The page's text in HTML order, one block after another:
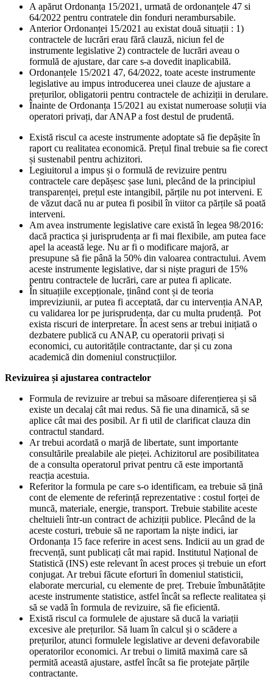
A apărut Ordonanța 15/2021, urmată de ordonanțele 47 si
64/2022 pentru contratele din fonduri nerambursabile.
Anterior Ordonanței 15/2021 au existat două situații : 1)
contractele de lucrări erau fără clauză, niciun fel de
instrumente legislative 2) contractele de lucrări aveau o
formulă de ajustare, dar care s-a dovedit inaplicabilă.
Ordonanțele 15/2021 47, 64/2022, toate aceste instrumente
legislative au impus introducerea unei clauze de ajustare a
prețurilor, obligatorii pentru contractele de achiziții in derulare.
Înainte de Ordonanța 15/2021 au existat numeroase soluții via
operatori privați, dar ANAP a fost destul de prudentă.
Există riscul ca aceste instrumente adoptate să fie depășite în
raport cu realitatea economică. Prețul final trebuie sa fie corect
și sustenabil pentru achizitori.
Legiuitorul a impus și o formulă de revizuire pentru
contractele care depășesc șase luni, plecând de la principiul
transparenței, prețul este intangibil, părțile nu pot interveni. E
de văzut dacă nu ar putea fi posibil în viitor ca părțile să poată
interveni.
Am avea instrumente legislative care există în legea 98/2016:
dacă practica și jurisprudența ar fi mai flexibile, am putea face
apel la această lege. Nu ar fi o modificare majoră, ar
presupune să fie până la 50% din valoarea contractului. Avem
aceste instrumente legislative, dar si niște praguri de 15%
pentru contractele de lucrări, care ar putea fi aplicate.
În situațiile excepționale, ținând cont și de teoria
impreviziunii, ar putea fi acceptată, dar cu intervenția ANAP,
cu validarea lor pe jurisprudența, dar cu multa prudență. Pot
exista riscuri de interpretare. În acest sens ar trebui inițiată o
dezbatere publică cu ANAP, cu operatorii privați si
economici, cu autoritățile contractante, dar și cu zona
academică din domeniul construcțiilor.
Revizuirea și ajustarea contractelor
Formula de revizuire ar trebui sa măsoare diferențierea și să
existe un decalaj cât mai redus. Să fie una dinamică, să se
aplice cât mai des posibil. Ar fi util de clarificat clauza din
contractul standard.
Ar trebui acordată o marjă de libertate, sunt importante
consultările prealabile ale pieței. Achizitorul are posibilitatea
de a consulta operatorul privat pentru că este importantă
reacția acestuia.
Referitor la formula pe care s-o identificam, ea trebuie să țină
cont de elemente de referință reprezentative : costul forței de
muncă, materiale, energie, transport. Trebuie stabilite aceste
cheltuieli într-un contract de achiziții publice. Plecând de la
aceste costuri, trebuie să ne raportam la niște indici, iar
Ordonanța 15 face referire in acest sens. Indicii au un grad de
frecvență, sunt publicați cât mai rapid. Institutul Național de
Statistică (INS) este relevant în acest proces și trebuie un efort
conjugat. Ar trebui făcute eforturi în domeniul statisticii,
elaborate mercurial, cu elemente de preț. Trebuie îmbunătățite
aceste instrumente statistice, astfel încât sa reflecte realitatea și
să se vadă în formula de revizuire, să fie eficientă.
Există riscul ca formulele de ajustare să ducă la variații
excesive ale prețurilor. Să luam în calcul și o scădere a
prețurilor, atunci formulele legislative ar deveni defavorabile
operatorilor economici. Ar trebui o limită maximă care să
permită această ajustare, astfel încât sa fie protejate părțile
contractante.